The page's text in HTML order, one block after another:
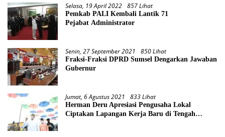
Selasa, 19 April 2022 857 Lihat
Pemkab PALI Kembali Lantik 71
Pejabat Administrator
Senin, 27 September 2021 850 Lihat
Fraksi-Fraksi DPRD Sumsel Dengarkan Jawaban
Gubernur
Jumat, 6 Agustus 2021 833 Lihat
Herman Deru Apresiasi Pengusaha Lokal
Ciptakan Lapangan Kerja Baru di Tengah